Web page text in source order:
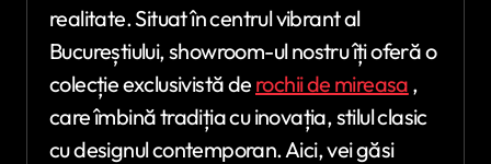
realitate. Situat în centrul vibrant al
Bucureștiului, showroom-ul nostru îți oferă o
colecție exclusivistă de rochii de mireasa ,
care îmbină tradiția cu inovația, stilul clasic
cu designul contemporan. Aici, vei găsi